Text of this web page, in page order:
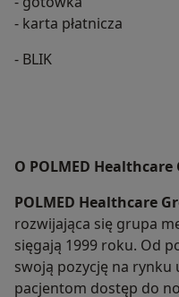
- karta płatnicza
- BLIK
O POLMED Healthcare
POLMED Healthcare
rozwijająca się grupa
sięgają 1999 roku. Od
swoją pozycję na rynku
pacjentom dostęp do